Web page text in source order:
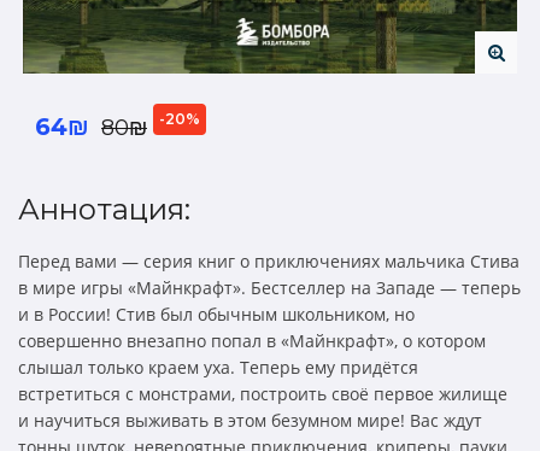
64₪ 80₪ -20%
Аннотация:
Перед вами — серия книг о приключениях мальчика Стива
в мире игры «Майнкрафт». Бестселлер на Западе — теперь
и в России! Стив был обычным школьником, но
совершенно внезапно попал в «Майнкрафт», о котором
слышал только краем уха. Теперь ему придётся
встретиться с монстрами, построить своё первое жилище
и научиться выживать в этом безумном мире! Вас ждут